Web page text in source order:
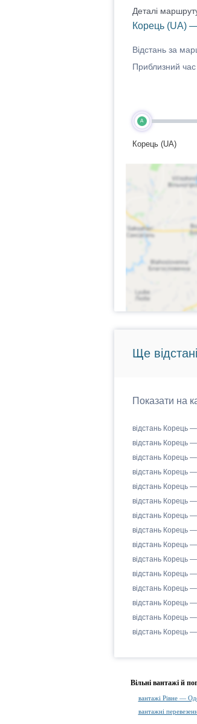
Деталі
Корець (UA)
Відстань за
Приблизний час
A
Корець (UA)
Ще
Показати на
відстань Корець
відстань Корець
відстань Корець
відстань Корець
відстань Корець
відстань Корець
відстань Корець
відстань Корець —
відстань Корець
відстань Корець —
відстань Корець
відстань Корець
відстань Корець
відстань Корець
відстань Корець —
Вільні вантажі й
вантажі Рівне —
вантажні